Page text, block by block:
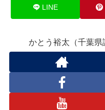
LINE
かとう裕太（千葉